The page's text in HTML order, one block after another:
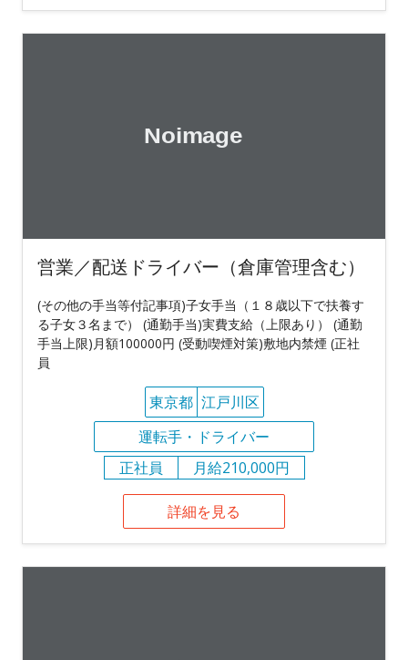
営業／配送ドライバー（倉庫管理含む）
(その他の手当等付記事項)子女手当（１８歳以下で扶養す
る子女３名まで） (通勤手当)実費支給（上限あり） (通勤
手当上限)月額100000円 (受動喫煙対策)敷地内禁煙 (正社
員
東京都 江戸川区
運転手・ドライバー
正社員
月給210,000円
詳細を見る